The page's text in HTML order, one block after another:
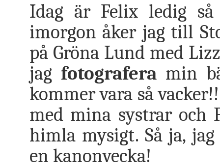
Idag är Felix ledig
imorgon åker jag till
på Gröna Lund med
jagfotografera min
kommer vara så
med mina systrar och
himla mysigt. Så ja,
en kanonvecka!